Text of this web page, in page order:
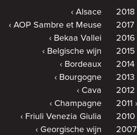
Alsace
AOP Sambre et Meuse
Bekaa Vallei
Belgische wijn
Bordeaux
Bourgogne
Cava
Champagne
Friuli Venezia Giulia
Georgische wijn
2018
2017
2016
2015
2014
2013
2012
2011
2010
2007